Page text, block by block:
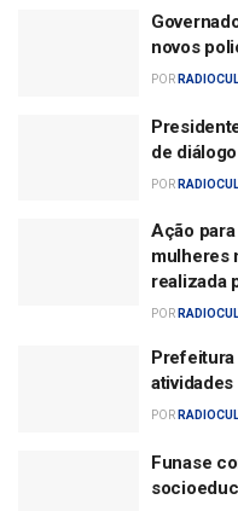
novos
POR
de
POR
Ação
mulheres
realizada
POR
Prefeitura
POR
Funase